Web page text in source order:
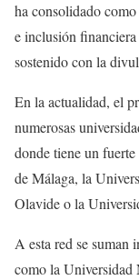
ha consolidado
e inclusión
sostenido con la
En la actualidad, el
numerosas
donde tiene un
de Málaga, la
Olavide o la
A esta red se suman
como la Universidad